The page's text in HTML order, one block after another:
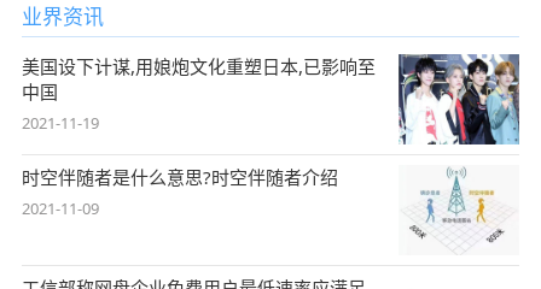
业界资讯
美国设下计谋,用娘炮文化重塑日本,已影响至
中国
2021-11-19
时空伴随者是什么意思?时空伴随者介绍
2021-11-09